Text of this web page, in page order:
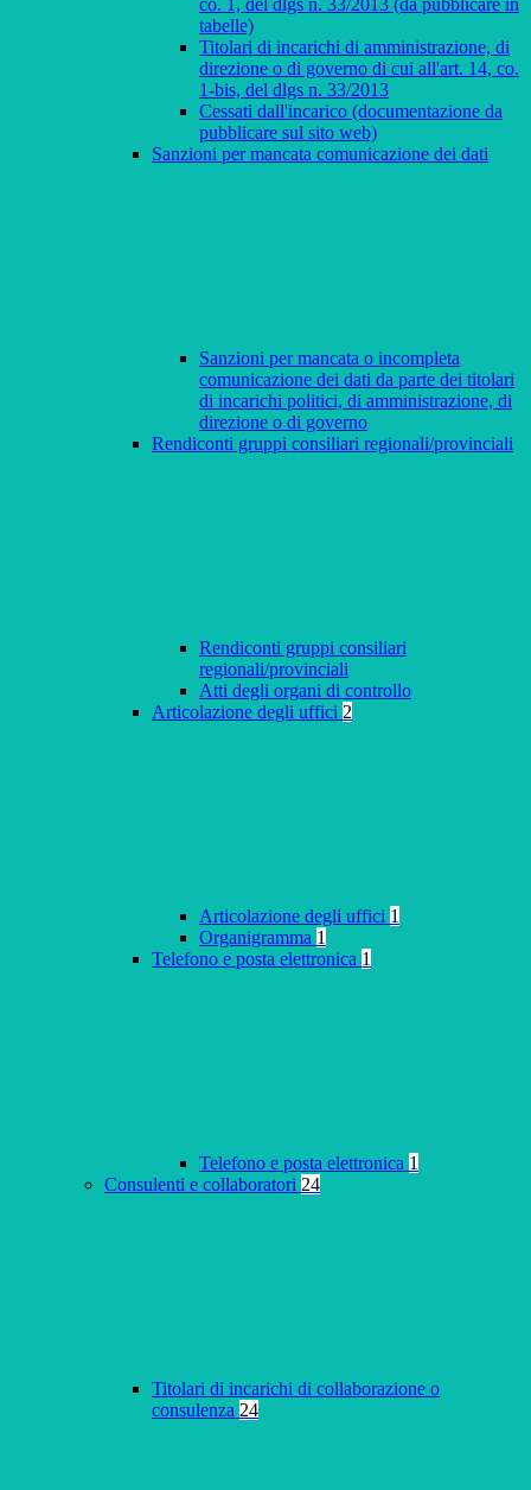
co. 1, del dlgs n. 33/2013 (da pubblicare in
tabelle)
Titolari di incarichi di amministrazione, di
direzione o di governo di cui all'art. 14, co.
1-bis, del dlgs n. 33/2013
Cessati dall'incarico (documentazione da
pubblicare sul sito web)
Sanzioni per mancata comunicazione dei dati
Sanzioni per mancata o incompleta
comunicazione dei dati da parte dei titolari
di incarichi politici, di amministrazione, di
direzione o di governo
Rendiconti gruppi consiliari regionali/provinciali
Rendiconti gruppi consiliari
regionali/provinciali
Atti degli organi di controllo
Articolazione degli uffici 2
Articolazione degli uffici 1
Organigramma 1
Telefono e posta elettronica 1
Telefono e posta elettronica 1
Consulenti e collaboratori 24
Titolari di incarichi di collaborazione o
consulenza 24